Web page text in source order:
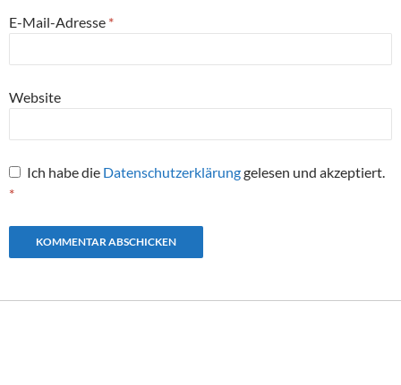
E-Mail-Adresse *
Website
Ich habe die Datenschutzerklärunggelesen und akzeptiert.
*